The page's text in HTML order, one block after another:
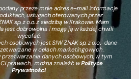
przeze mnie adres e-mail informacje
usługach oferowanych przez
sp. z o.o. z siedzibą w Krakowie. Mam
jest dobrowolna i mogę ją w każdej chwili
wycofać.
osobowych jest SIW ZNAK sp. z o.o., dane
w celach marketingowych.
przetwarzania danych osobowych, w tym
prawach, można znaleźć wPolityce
Prywatności.